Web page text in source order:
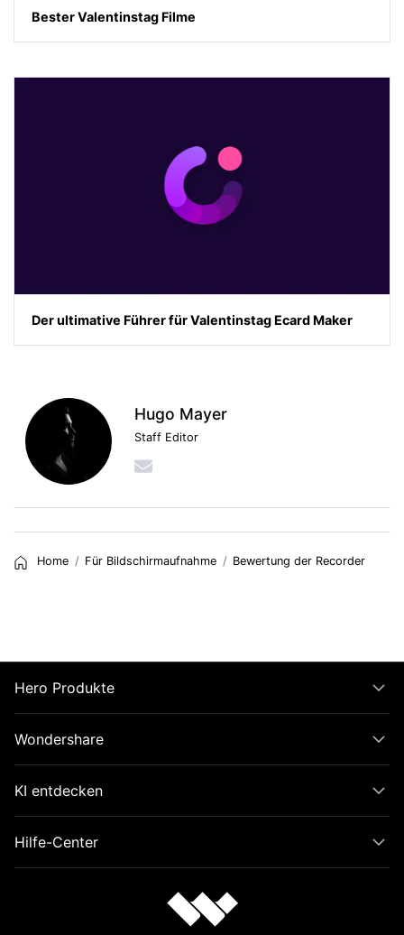
Bester Valentinstag Filme
Der ultimative Führer für Valentinstag Ecard Maker
Hugo Mayer
Staff Editor
Home Für Bildschirmaufnahme Bewertung der Recorder
Hero Produkte
Wondershare
KI entdecken
Hilfe-Center